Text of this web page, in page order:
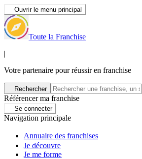
Ouvrir le menu principal
Toute la Franchise
|
Votre partenaire pour réussir en franchise
Rechercher
Référencer ma franchise
Se connecter
Navigation principale
Annuaire des franchises
Je découvre
Je me forme